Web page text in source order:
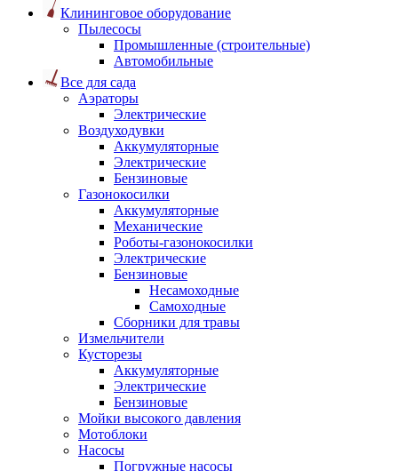
Клининговое оборудование
Пылесосы
Промышленные (строительные)
Автомобильные
Все для сада
Аэраторы
Электрические
Воздуходувки
Аккумуляторные
Электрические
Бензиновые
Газонокосилки
Аккумуляторные
Механические
Роботы-газонокосилки
Электрические
Бензиновые
Несамоходные
Самоходные
Сборники для травы
Измельчители
Кусторезы
Аккумуляторные
Электрические
Бензиновые
Мойки высокого давления
Мотоблоки
Насосы
Погружные насосы